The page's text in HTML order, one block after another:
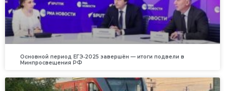
Основной период ЕГЭ‑2025 завершён — итоги подвели в
Минпросвещения РФ